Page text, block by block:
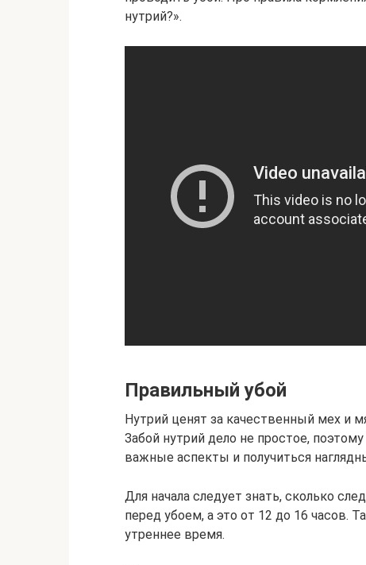
нутрий?».
Правильный убой
Нутрий ценят за качественный мех и
Забой нутрий дело не простое,
важные аспекты и получиться
Для начала следует знать, сколько
перед убоем, а это от 12 до 16 часов.
утреннее время.